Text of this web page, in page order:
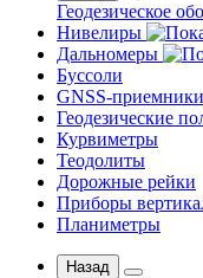
Геодезическое
Нивелиры
Дальномеры
Буссоли
GNSS-приемники
Геодезические
Курвиметры
Теодолиты
Дорожные рейки
Приборы
Планиметры
Назад